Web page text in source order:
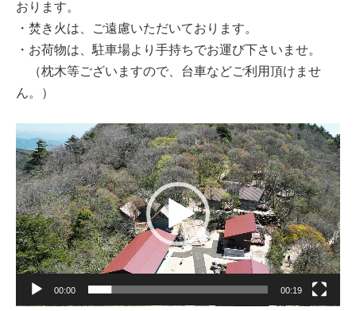
おります。
・焚き火は、ご遠慮いただいております。
・お荷物は、駐車場より手持ちでお運び下さいませ。
（枕木等ございますので、台車などご利用頂けませ
ん。）
動
画
プ
レ
ー
ヤ
ー
00:00 00:19